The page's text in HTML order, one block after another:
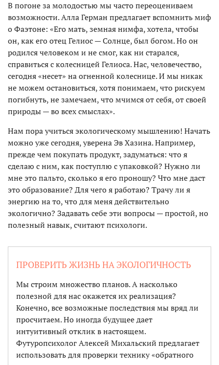
В погоне за молодостью мы часто переоцениваем
возможности. Алла Герман предлагает вспомнить миф
о Фаэтоне: «Его мать, земная нимфа, хотела, чтобы
он, как его отец Гелиос — Солнце, был богом. Но он
родился человеком и не смог, как ни старался,
справиться с колесницей Гелиоса. Нас, человечество,
сегодня «несет» на огненной колеснице. И мы никак
не можем остановиться, хотя понимаем, что рискуем
погибнуть, не замечаем, что мчимся от себя, от своей
природы — во всех смыслах».
Нам пора учиться экологическому мышлению! Начать
можно уже сегодня, уверена Эв Хазина. Например,
прежде чем покупать продукт, задуматься: что я
сделаю с ним, как поступлю с упаковкой? Нужно ли
мне это пальто, сколько я его проношу? Что мне даст
это образование? Для чего я работаю? Трачу ли я
энергию на то, что для меня действительно
экологично? Задавать себе эти вопросы — простой, но
полезный навык, считают психологи.
ПРОВЕРИТЬ ЖИЗНЬ НА ЭКОЛОГИЧНОСТЬ
Мы строим множество планов. А насколько
полезной для нас окажется их реализация?
Конечно, все возможные последствия мы вряд ли
просчитаем. Но иногда будущее дает
интуитивный отклик в настоящем.
Футуропсихолог Алексей Михальский предлагает
использовать для проверки технику «обратного